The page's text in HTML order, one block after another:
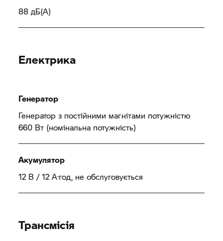
88 дБ(А)
Електрика
Генератор
Генератор з постійними магнітами потужністю
660 Вт (номінальна потужність)
Акумулятор
12 В / 12 А·год, не обслуговується
Трансмісія